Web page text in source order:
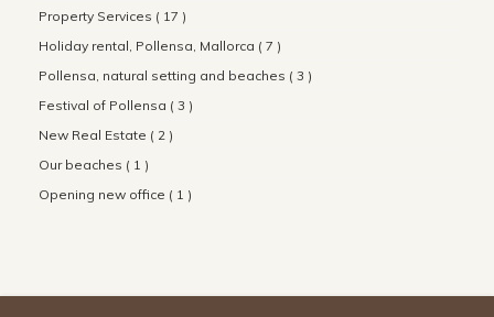
Property Services ( 17 )
Holiday rental, Pollensa, Mallorca ( 7 )
Pollensa, natural setting and beaches ( 3 )
Festival of Pollensa ( 3 )
New Real Estate ( 2 )
Our beaches ( 1 )
Opening new office ( 1 )